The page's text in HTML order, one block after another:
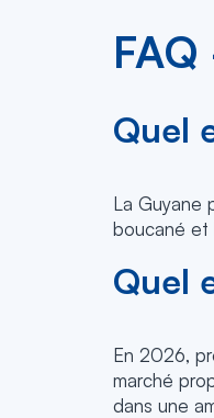
Quel
La Guyane
boucané et
Quel
En 2026,
marché
dans une